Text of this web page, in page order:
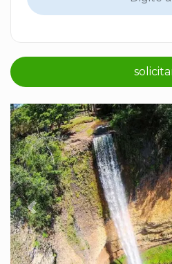
Previous